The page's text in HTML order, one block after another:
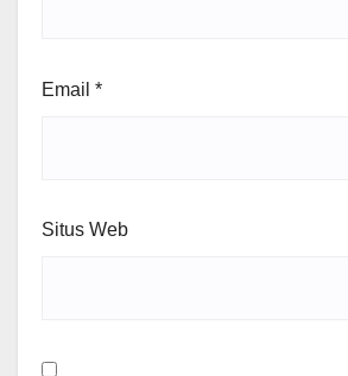
Email *
Situs Web